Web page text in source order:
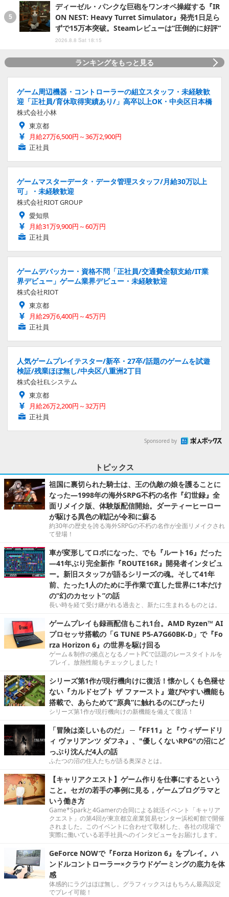
ディーゼル・パンクな巨砲をワンオペ操縦する『IR
ON NEST: Heavy Turret Simulator』発売1日足ら
ずで15万本突破。Steamレビューは“圧倒的に好評”
2026.8.8 Sat 18:15
ランキングをもっと見る
ゲーム周辺機器・コントローラーの組立スタッフ・未経験歓
迎「正社員/育休取得実績あり/」高卒以上OK・中央区日本橋
株式会社小林
東京都
月給27万6,500円～36万2,900円
正社員
ゲームマスターデータ・データ管理スタッフ/月給30万以上
可」・未経験歓迎
株式会社RIOT GROUP
愛知県
月給31万9,900円～60万円
正社員
ゲームデバッカー・資格不問「正社員/交通費全額支給/IT業
界デビュー」ゲーム業界デビュー・未経験歓迎
株式会社RIOT
東京都
月給29万6,400円～45万円
正社員
人気ゲームプレイテスター/新卒・27卒/話題のゲームを試遊
検証/残業ほぼ無し/中央区八重洲2丁目
株式会社ELシステム
東京都
月給26万2,200円～32万円
正社員
Sponsored by
トピックス
祖国に裏切られた騎士は、王の仇敵の娘を護ることに
なった―1998年の海外SRPG不朽の名作『幻世録』全
面リメイク版、体験版配信開始。ダーティーヒーロー
が駆ける異色の戦記が令和に蘇る
約30年の歴史を誇る海外SRPGの不朽の名作が全面リメイクされ
て登場！
車が変形してロボになった、でも『ルート16』だった
―41年ぶり完全新作『ROUTE16R』開発者インタビュ
ー。新旧スタッフが語るシリーズの魂。そして41年
前、たった1人のために手作業で直した世界に1本だけ
の“幻のカセット”の話
長い時を経て受け継がれる過去と、新たに生まれるものとは。
ゲームプレイも録画配信もこれ1台。AMD Ryzen™ AI
プロセッサ搭載の「G TUNE P5-A7G60BK-D」で『Fo
rza Horizon 6』の世界を駆け回る
ゲーム＆制作の拠点となるノートPCで話題のレースタイトルを
プレイ。放熱性能もチェックしました！
シリーズ第1作が現行機向けに復活！懐かしくも色褪せ
ない『カルドセプト ザ ファースト』遊びやすい機能も
搭載で、あらためて“原典”に触れるのにぴったり
シリーズ第1作が現行機向けの新機能を備えて復活！
「冒険は楽しいものだ」 ─『FF11』と『ウィザードリ
ィ ヴァリアンツ ダフネ』、"優しくないRPG"の沼にど
っぷり沈んだ4人の話
ふたつの沼の住人たちが語る奥深さとは。
【キャリアクエスト】ゲーム作りを仕事にするという
こと。セガの若手の事例に見る，ゲームプログラマと
いう働き方
Game*Sparkと4Gamerの合同による就活イベント「キャリア
クエスト」の第4回が東京都立産業貿易センター浜松町館で開催
されました。このイベントに合わせて取材した、各社の現場で
実際に働いている若手社員へのインタビューをお届けします。
GeForce NOWで『Forza Horizon 6』をプレイ。ハ
ンドルコントローラー×クラウドゲーミングの底力を体
感
体感的にラグはほぼ無し。グラフィックスはもちろん最高設定
でプレイ可能！